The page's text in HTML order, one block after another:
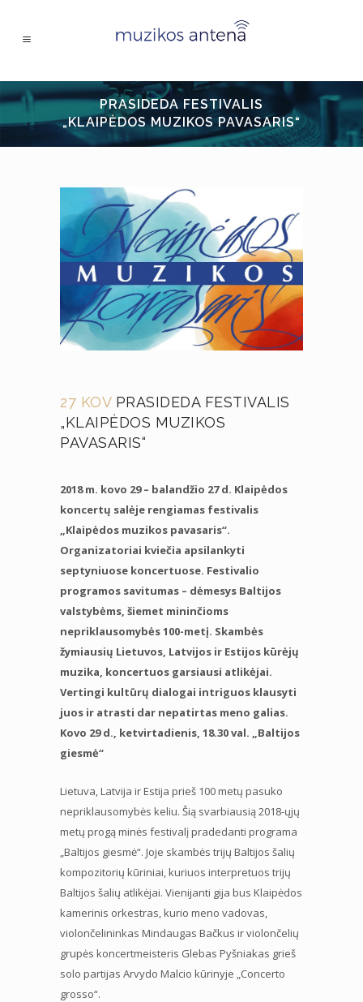
PRASIDEDA FESTIVALIS
„KLAIPĖDOS MUZIKOS PAVASARIS“
27 KOVPRASIDEDA FESTIVALIS
„KLAIPĖDOS MUZIKOS
PAVASARIS“
2018 m. kovo 29 – balandžio 27 d. Klaipėdos
koncertų salėje rengiamas festivalis
„Klaipėdos muzikos pavasaris“.
Organizatoriai kviečia apsilankyti
septyniuose koncertuose. Festivalio
programos savitumas – dėmesys Baltijos
valstybėms, šiemet mininčioms
nepriklausomybės 100-metį. Skambės
žymiausių Lietuvos, Latvijos ir Estijos kūrėjų
muzika, koncertuos garsiausi atlikėjai.
Vertingi kultūrų dialogai intriguos klausyti
juos ir atrasti dar nepatirtas meno galias.
Kovo 29 d., ketvirtadienis, 18.30 val. „Baltijos
giesmė“
Lietuva, Latvija ir Estija prieš 100 metų pasuko
nepriklausomybės keliu. Šią svarbiausią 2018-ųjų
metų progą minės festivalį pradedanti programa
„Baltijos giesmė“. Joje skambės trijų Baltijos šalių
kompozitorių kūriniai, kuriuos interpretuos trijų
Baltijos šalių atlikėjai. Vienijanti gija bus Klaipėdos
kamerinis orkestras, kurio meno vadovas,
violončelininkas Mindaugas Bačkus ir violončelių
grupės koncertmeisteris Glebas Pyšniakas grieš
solo partijas Arvydo Malcio kūrinyje „Concerto
grosso“.